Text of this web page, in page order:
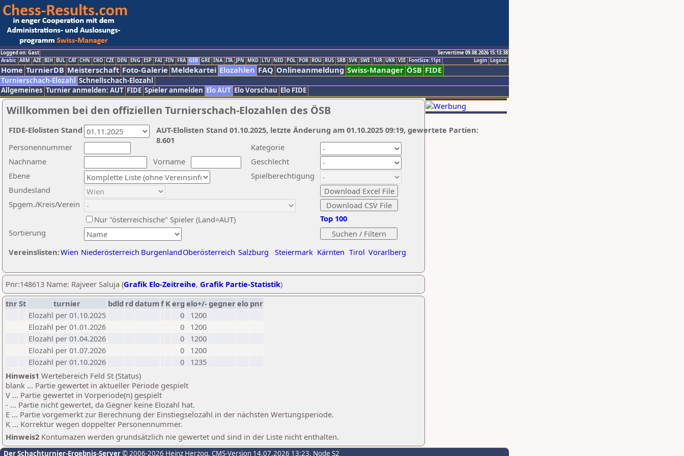
Logged on: Gast
Servertime 09.08.2026 15:13:38
Logout
Login
Arabic ARM AZE BIH BUL CAT CHN CRO CZE DEN ENG ESP FAI FIN FRA GER GRE INA ITA JPN MKD LTU NED POL POR ROU RUS SRB SVK SWE TUR UKR VIE FontSize:11pt
Home TurnierDB Meisterschaft Foto-Galerie Meldekartei Elozahlen FAQ Onlineanmeldung Swiss-Manager ÖSB FIDE
Turnierschach-Elozahl Schnellschach-Elozahl
Allgemeines Turnier anmelden: AUT FIDE Spieler anmelden Elo AUT Elo Vorschau Elo FIDE
Willkommen bei den offiziellen Turnierschach-Elozahlen des ÖSB
Nachname
Vorname
Ebene
Kategorie
Sortierung
Personennummer
Bundesland
Spgem./Kreis/Verein
Geschlecht
Nur "österreichische" Spieler (Land=AUT)
Spielberechtigung
Vereinslisten:Wien Niederösterreich BurgenlandOberösterreich Salzburg Steiermark Kärnten Tirol Vorarlberg
Top 100
AUT-Elolisten Stand 01.10.2025, letzte Änderung am 01.10.2025 09:19, gewertete Partien:
8.601
FIDE-Elolisten Stand
Pnr:148613 Name: Rajveer Saluja (Grafik Elo-Zeitreihe, Grafik Partie-Statistik)
tnrSt turnier bdld rd datumf Kerg elo+/-gegnerelo pnr
Elozahl per 01.10.2025
0
1200
Elozahl per 01.01.2026
0
1200
Elozahl per 01.04.2026
0
1200
Elozahl per 01.07.2026
0
1200
Elozahl per 01.10.2026
0
1235
Hinweis1 Wertebereich Feld St (Status)
blank ... Partie gewertet in aktueller Periode gespielt
V ... Partie gewertet in Vorperiode(n) gespielt
- ... Partie nicht gewertet, da Gegner keine Elozahl hat.
E ... Partie vorgemerkt zur Berechnung der Einstiegselozahl in der nächsten Wertungsperiode.
K ... Korrektur wegen doppelter Personennummer.
Hinweis2 Kontumazen werden grundsätzlich nie gewertet und sind in der Liste nicht enthalten.
Der Schachturnier-Ergebnis-Server© 2006-2026 Heinz Herzog, CMS-Version 14.07.2026 13:23, Node S2